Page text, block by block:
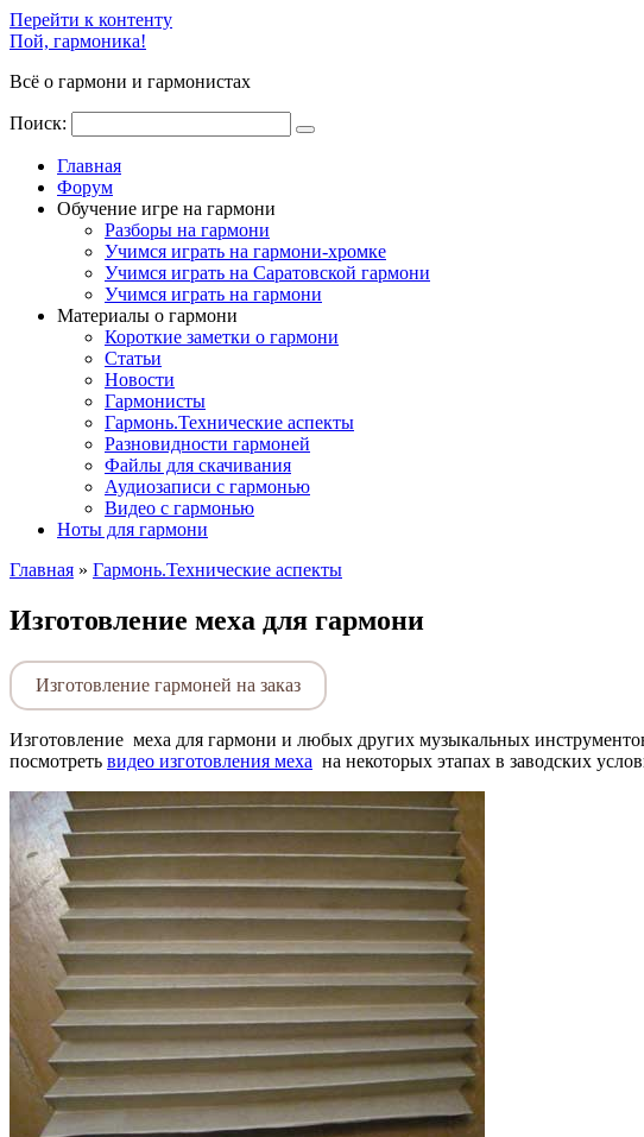
Перейти к контенту
Пой, гармоника!
Всё о гармони и гармонистах
Поиск:
Главная
Форум
Обучение игре на гармони
Разборы на гармони
Учимся играть на гармони-хромке
Учимся играть на Саратовской гармони
Учимся играть на гармони
Материалы о гармони
Короткие заметки о гармони
Cтатьи
Новости
Гармонисты
Гармонь.Технические аспекты
Разновидности гармоней
Файлы для скачивания
Аудиозаписи с гармонью
Видео с гармонью
Ноты для гармони
Главная » Гармонь.Технические аспекты
Изготовление меха для гармони
Изготовление гармоней на заказ
Изготовление меха для гармони и любых других музыкальных
посмотреть видео изготовления меха на некоторых этапах в заводских